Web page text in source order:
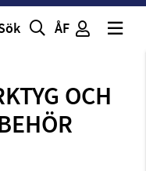
ÅF
OCH